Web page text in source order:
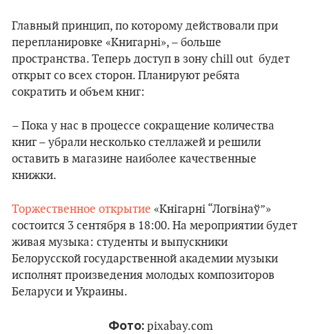
Главный принцип, по которому действовали при
перепланировке «Книгарні», – больше
пространства. Теперь доступ в зону chill out будет
открыт со всех сторон. Планируют ребята
сократить и объем книг:
– Пока у нас в процессе сокращение количества
книг – убрали несколько стеллажей и решили
оставить в магазине наиболее качественные
книжки.
Торжественное открытие «Кнігарні “Логвінаў”»
состоится 3 сентября в 18:00. На мероприятии будет
живая музыка: студенты и выпускники
Белорусской государственной академии музыки
исполнят произведения молодых композиторов
Беларуси и Украины.
Фото:pixabay.com